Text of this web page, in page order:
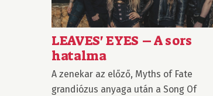
LEAVES' EYES – A sors
hatalma
A zenekar az előző, Myths of Fate
grandiózus anyaga után a Song Of